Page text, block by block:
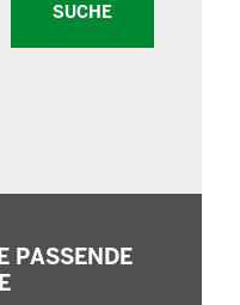
SUCHE
PASSENDE